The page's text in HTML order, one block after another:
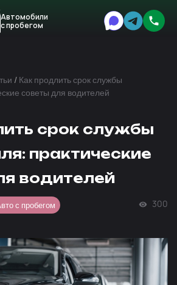
Автомобили
с пробегом
/ Как продлить срок службы
советы для водителей
срок службы
практические
водителей
с пробегом 300